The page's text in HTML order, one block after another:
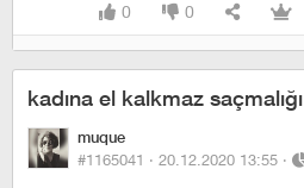
0 0
kadına el kalkmaz saçmalığı
muque
#1165041 · 20.12.2020 13:55 ·